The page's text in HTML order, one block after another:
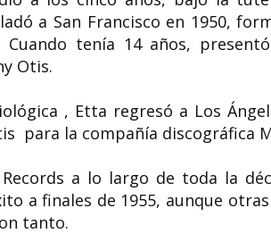
a San Francisco en 1950,
tenía 14 años,
Otis.
, Etta regresó a Los
para la compañía discográfica
a lo largo de toda la
a finales de 1955, aunque
tanto.